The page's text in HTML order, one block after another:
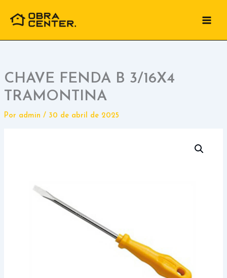
para
conteúdo
CHAVE FENDA B 3/16X4
TRAMONTINA
Por admin / 30 de abril de 2025